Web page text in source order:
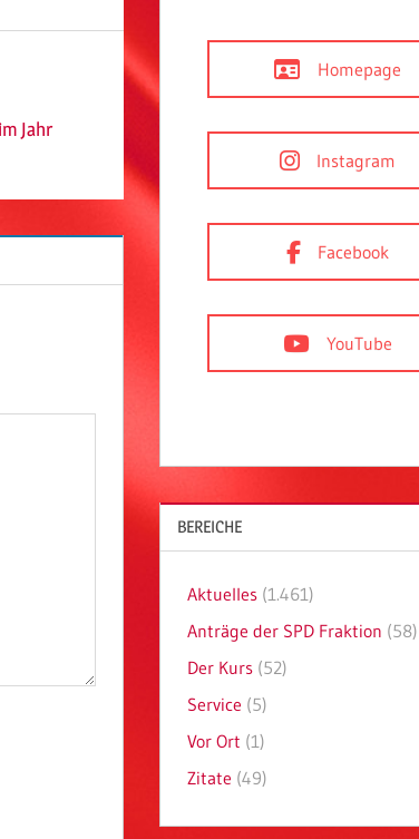
Jahr
Homepage
Instagram
Facebook
YouTube
BEREICHE
Aktuelles (1.461)
Anträge der SPD Fraktion (58)
Der Kurs (52)
Service (5)
Vor Ort (1)
Zitate (49)